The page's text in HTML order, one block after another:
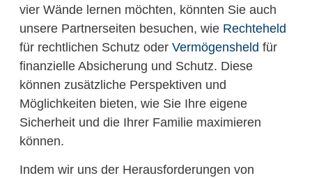
vier Wände lernen möchten, könnten Sie auch
unsere Partnerseiten besuchen, wie Rechteheld
für rechtlichen Schutz oder Vermögensheld für
finanzielle Absicherung und Schutz. Diese
können zusätzliche Perspektiven und
Möglichkeiten bieten, wie Sie Ihre eigene
Sicherheit und die Ihrer Familie maximieren
können.
Indem wir uns der Herausforderungen von